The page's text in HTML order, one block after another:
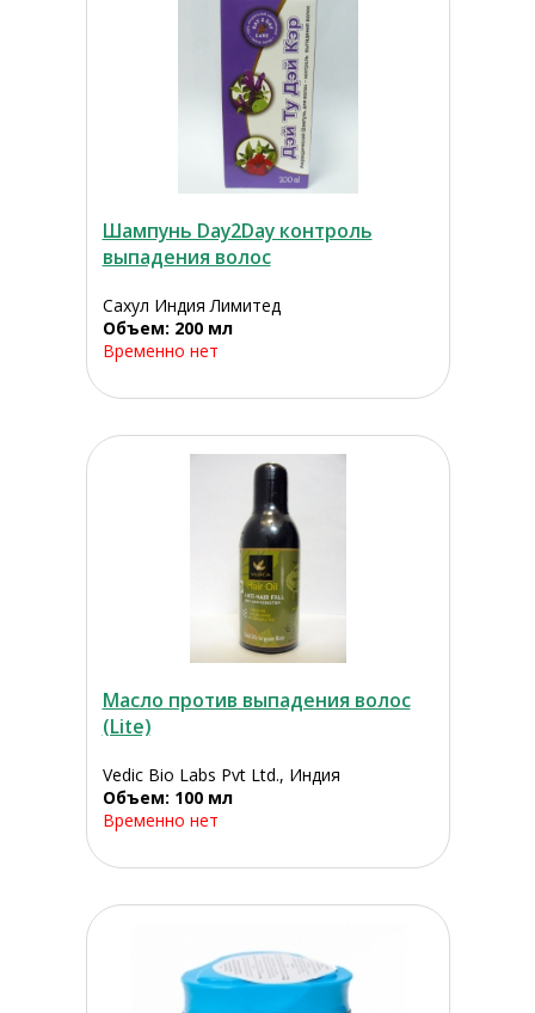
Шампунь Day2Day контроль
выпадения волос
Сахул Индия Лимитед
Объем: 200 мл
Временно нет
Масло против выпадения волос
(Lite)
Vedic Bio Labs Pvt Ltd., Индия
Объем: 100 мл
Временно нет